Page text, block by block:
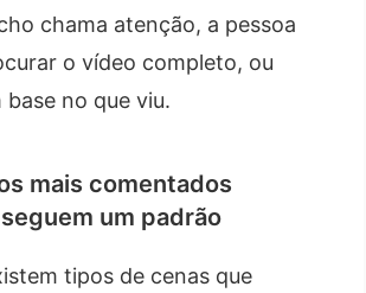
chama atenção, a pessoa
o vídeo completo, ou
no que viu.
mais comentados
um padrão
tipos de cenas que